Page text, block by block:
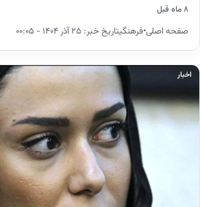
۸ ماه قبل
صفحه اصلی•فرهنگیتاریخ خبر: ۲۵ آذر ۱۴۰۴ - ۰۰:۰۵
اخبار